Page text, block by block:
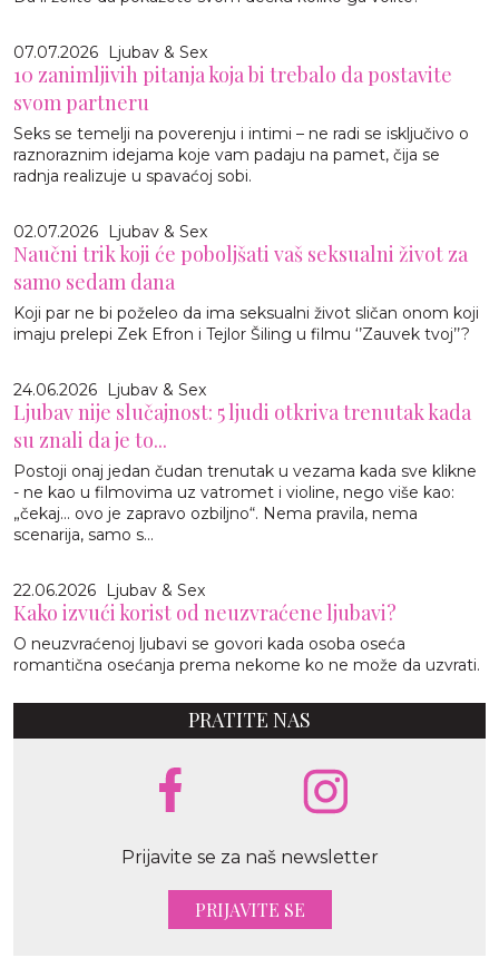
07.07.2026 Ljubav & Sex
10 zanimljivih pitanja koja bi trebalo da postavite
svom partneru
Seks se temelji na poverenju i intimi – ne radi se isključivo o
raznoraznim idejama koje vam padaju na pamet, čija se
radnja realizuje u spavaćoj sobi.
02.07.2026 Ljubav & Sex
Naučni trik koji će poboljšati vaš seksualni život za
samo sedam dana
Koji par ne bi poželeo da ima seksualni život sličan onom koji
imaju prelepi Zek Efron i Tejlor Šiling u filmu ‘’Zauvek tvoj’’?
24.06.2026 Ljubav & Sex
Ljubav nije slučajnost: 5 ljudi otkriva trenutak kada
su znali da je to...
Postoji onaj jedan čudan trenutak u vezama kada sve klikne
- ne kao u filmovima uz vatromet i violine, nego više kao:
„čekaj… ovo je zapravo ozbiljno“. Nema pravila, nema
scenarija, samo s...
22.06.2026 Ljubav & Sex
Kako izvući korist od neuzvraćene ljubavi?
O neuzvraćenoj ljubavi se govori kada osoba oseća
romantična osećanja prema nekome ko ne može da uzvrati.
PRATITE NAS
Prijavite se za naš newsletter
PRIJAVITE SE